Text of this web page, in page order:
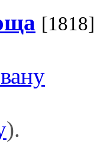
[1818]
).